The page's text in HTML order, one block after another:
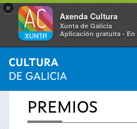
×
Axenda Cultura
Xunta de Galicia
Aplicación gratuíta - En
Se
encuentra
INICIO
PREMIOS